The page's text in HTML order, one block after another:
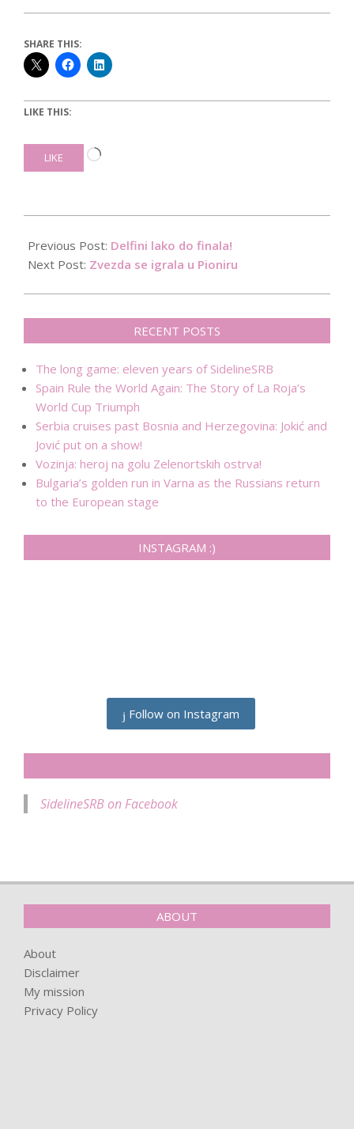
SHARE THIS:
LIKE THIS:
LIKE
Loading…
01-
21
Previous Post: Delfini lako do finala!
Next Post: Zvezda se igrala u Pioniru
RECENT POSTS
The long game: eleven years of SidelineSRB
Spain Rule the World Again: The Story of La Roja’s
World Cup Triumph
Serbia cruises past Bosnia and Herzegovina: Jokić and
Jović put on a show!
Vozinja: heroj na golu Zelenortskih ostrva!
Bulgaria’s golden run in Varna as the Russians return
to the European stage
INSTAGRAM :)
Follow on Instagram
SidelineSRB on Facebook
ABOUT
About
Disclaimer
My mission
Privacy Policy